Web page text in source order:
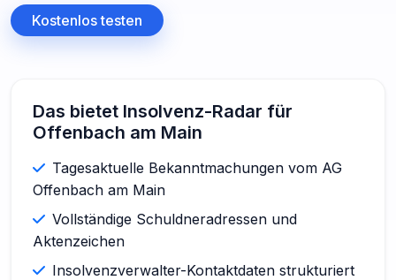
Kostenlos testen
Das bietet Insolvenz-Radar für
Offenbach am Main
Tagesaktuelle Bekanntmachungen vom AG
Offenbach am Main
Vollständige Schuldneradressen und
Aktenzeichen
Insolvenzverwalter-Kontaktdaten strukturiert